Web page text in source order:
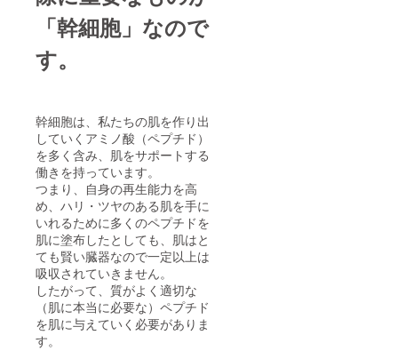
「幹細胞」なので
す。
幹細胞は、私たちの肌を作り出
していくアミノ酸（ペプチド）
を多く含み、肌をサポートする
働きを持っています。
つまり、自身の再生能力を高
め、ハリ・ツヤのある肌を手に
いれるために多くのペプチドを
肌に塗布したとしても、肌はと
ても賢い臓器なので一定以上は
吸収されていきません。
したがって、質がよく適切な
（肌に本当に必要な）ペプチド
を肌に与えていく必要がありま
す。